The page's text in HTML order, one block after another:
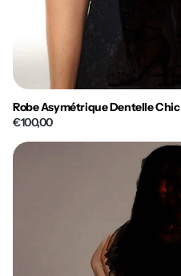
Robe Asymétrique Dentelle Chic
€100,00